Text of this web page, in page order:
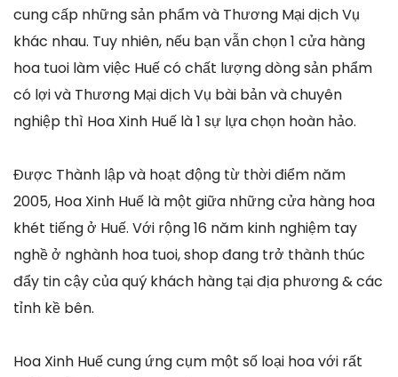
cung cấp những sản phẩm và Thương Mại dịch Vụ
khác nhau. Tuy nhiên, nếu bạn vẫn chọn 1 cửa hàng
hoa tuoi làm việc Huế có chất lượng dòng sản phẩm
có lợi và Thương Mại dịch Vụ bài bản và chuyên
nghiệp thì Hoa Xinh Huế là 1 sự lựa chọn hoàn hảo.
Được Thành lập và hoạt động từ thời điểm năm
2005, Hoa Xinh Huế là một giữa những cửa hàng hoa
khét tiếng ở Huế. Với rộng 16 năm kinh nghiệm tay
nghề ở nghành hoa tuoi, shop đang trở thành thúc
đẩy tin cậy của quý khách hàng tại địa phương & các
tỉnh kề bên.
Hoa Xinh Huế cung ứng cụm một số loại hoa với rất